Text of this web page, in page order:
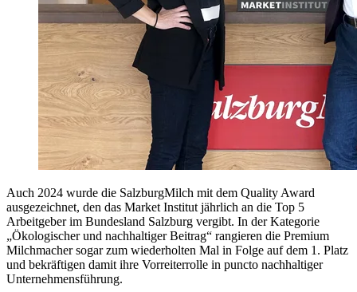
Auch 2024 wurde die SalzburgMilch mit dem Quality Award
ausgezeichnet, den das Market Institut jährlich an die Top 5
Arbeitgeber im Bundesland Salzburg vergibt. In der Kategorie
„Ökologischer und nachhaltiger Beitrag“ rangieren die Premium
Milchmacher sogar zum wiederholten Mal in Folge auf dem 1. Platz
und bekräftigen damit ihre Vorreiterrolle in puncto nachhaltiger
Unternehmensführung.